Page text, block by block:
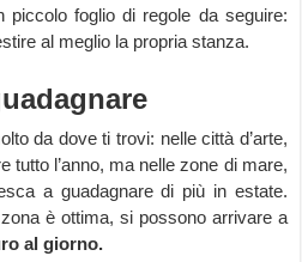
foglio di regole da seguire:
al meglio la propria stanza.
da dove ti trovi: nelle città d’arte,
tutto l’anno, ma nelle zone di mare,
a guadagnare di più in estate.
è ottima, si possono arrivare a
al giorno.